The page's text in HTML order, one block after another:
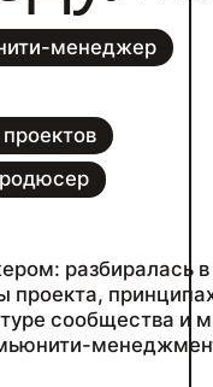
менеджер
разбиралась в
проекта,
сообщества и